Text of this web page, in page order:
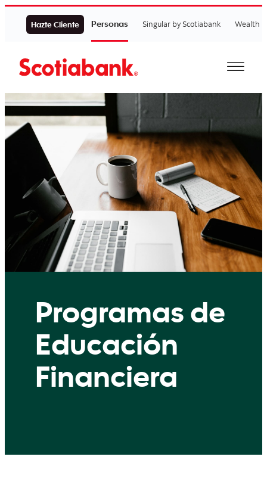
Hazte Cliente Personas Singular by Scotiabank Wealth
Programas de
Educación
Financiera